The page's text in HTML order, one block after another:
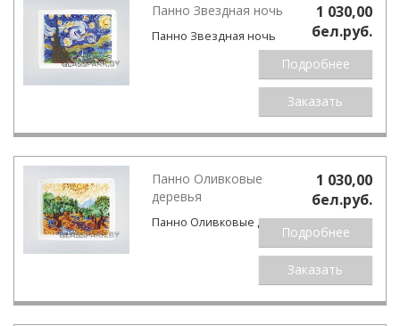
Панно Звездная ночь
Панно Звездная ночь
1 030,00
бел.pуб.
Подробнее
Заказать
Панно Оливковые
деревья
Панно Оливковые деревья
1 030,00
бел.pуб.
Подробнее
Заказать